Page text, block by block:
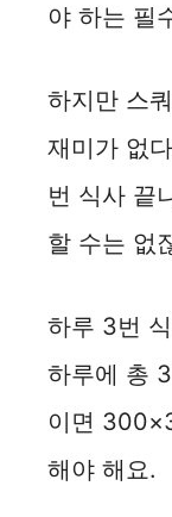
야 하는 필
하지만 스
재미가 없
번 식사 끝
할 수는 없
하루 3번
하루에 총
이면
해야 해요.